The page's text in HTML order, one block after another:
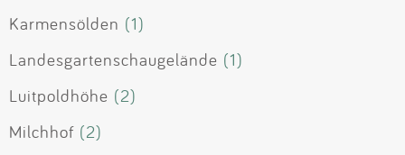
Karmensölden (1)
Landesgartenschaugelände (1)
Luitpoldhöhe (2)
Milchhof (2)